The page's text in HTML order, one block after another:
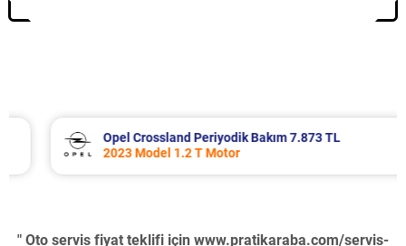
Opel Crossland Periyodik Bakım 7.873 TL
2023 Model 1.2 T Motor
" Oto servis fiyat teklifi için www.pratikaraba.com/servis-